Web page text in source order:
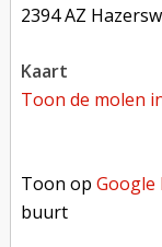
2394 AZ
kaart
Toon de molen
Toon opGoogle
buurt